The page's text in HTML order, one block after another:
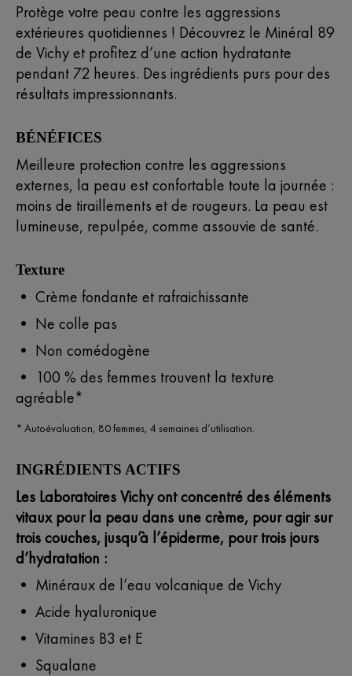
Protège votre peau contre les aggressions
extérieures quotidiennes ! Découvrez le Minéral 89
de Vichy et profitez d’une action hydratante
pendant 72 heures. Des ingrédients purs pour des
résultats impressionnants.
BÉNÉFICES
Meilleure protection contre les aggressions
externes, la peau est confortable toute la journée :
moins de tiraillements et de rougeurs. La peau est
lumineuse, repulpée, comme assouvie de santé.
Texture
• Crème fondante et rafraichissante
• Ne colle pas
• Non comédogène
• 100 % des femmes trouvent la texture
agréable*
* Autoévaluation, 80 femmes, 4 semaines d’utilisation.
INGRÉDIENTS ACTIFS
Les Laboratoires Vichy ont concentré des éléments
vitaux pour la peau dans une crème, pour agir sur
trois couches, jusqu’à l’épiderme, pour trois jours
d’hydratation :
• Minéraux de l’eau volcanique de Vichy
• Acide hyaluronique
• Vitamines B3 et E
• Squalane